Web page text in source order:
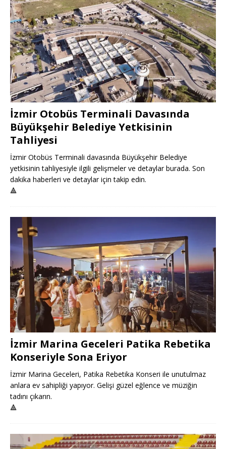
İzmir Otobüs Terminali Davasında
Büyükşehir Belediye Yetkisinin
Tahliyesi
İzmir Otobüs Terminali davasında Büyükşehir Belediye
yetkisinin tahliyesiyle ilgili gelişmeler ve detaylar burada. Son
dakika haberleri ve detaylar için takip edin.
🔺
İzmir Marina Geceleri Patika Rebetika
Konseriyle Sona Eriyor
İzmir Marina Geceleri, Patika Rebetika Konseri ile unutulmaz
anlara ev sahipliği yapıyor. Gelişi güzel eğlence ve müziğin
tadını çıkarın.
🔺